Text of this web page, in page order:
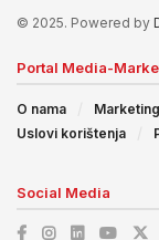
© 2025. Powered by
Portal Media-
O nama Marketing
Uslovi korištenja
Social Media